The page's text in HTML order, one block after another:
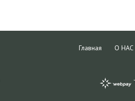
Главная О НАС